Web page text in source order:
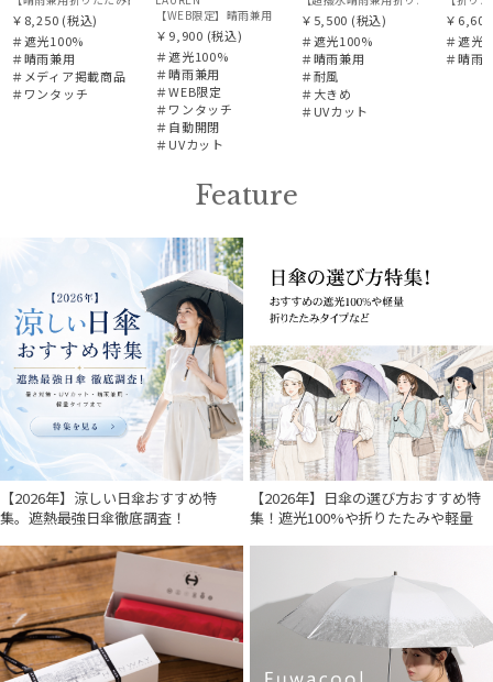
￥8,250 (税込)
＃遮光100%
＃晴雨兼用
＃メディア掲載商品
＃ワンタッチ
【WEB限定】晴雨兼用自動開閉日傘 ポロ ラルフ ローレン（
￥9,900 (税込)
＃遮光100%
＃晴雨兼用
＃WEB限定
＃ワンタッチ
＃自動開閉
＃UVカット
￥5,500 (税込)
＃遮光100%
＃晴雨兼用
＃耐風
＃大きめ
＃UVカット
￥6,600
＃遮光
＃晴雨
Feature
【2026年】涼しい日傘おすすめ特
集。遮熱最強日傘徹底調査！
【2026年】日傘の選び方おすすめ特
集！遮光100%や折りたたみや軽量